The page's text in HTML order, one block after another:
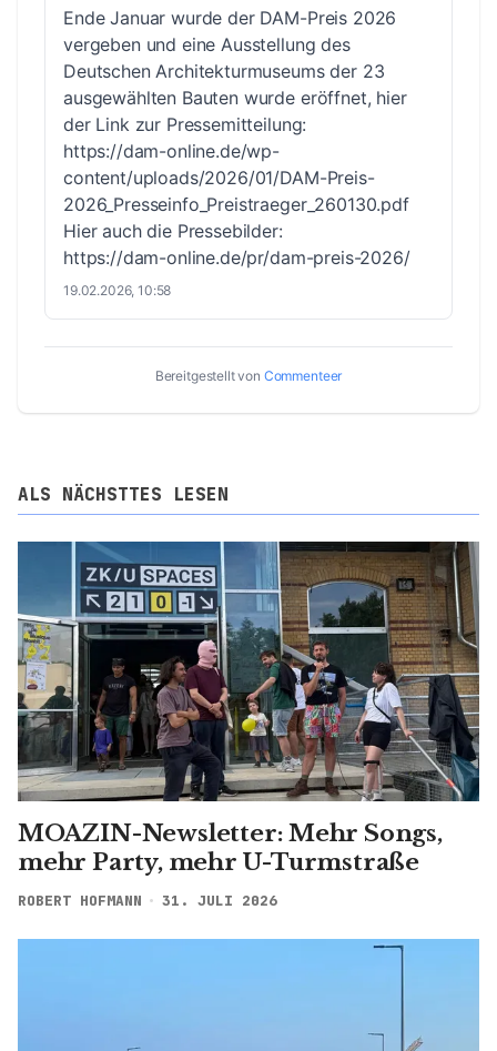
Ende Januar wurde der DAM-Preis 2026
vergeben und eine Ausstellung des
Deutschen Architekturmuseums der 23
ausgewählten Bauten wurde eröffnet, hier
der Link zur Pressemitteilung:
https://dam-online.de/wp-
content/uploads/2026/01/DAM-Preis-
2026_Presseinfo_Preistraeger_260130.pdf
Hier auch die Pressebilder:
https://dam-online.de/pr/dam-preis-2026/
19.02.2026, 10:58
Bereitgestellt von Commenteer
ALS NÄCHSTTES LESEN
MOAZIN-Newsletter: Mehr Songs,
mehr Party, mehr U-Turmstraße
ROBERT HOFMANN 31. JULI 2026